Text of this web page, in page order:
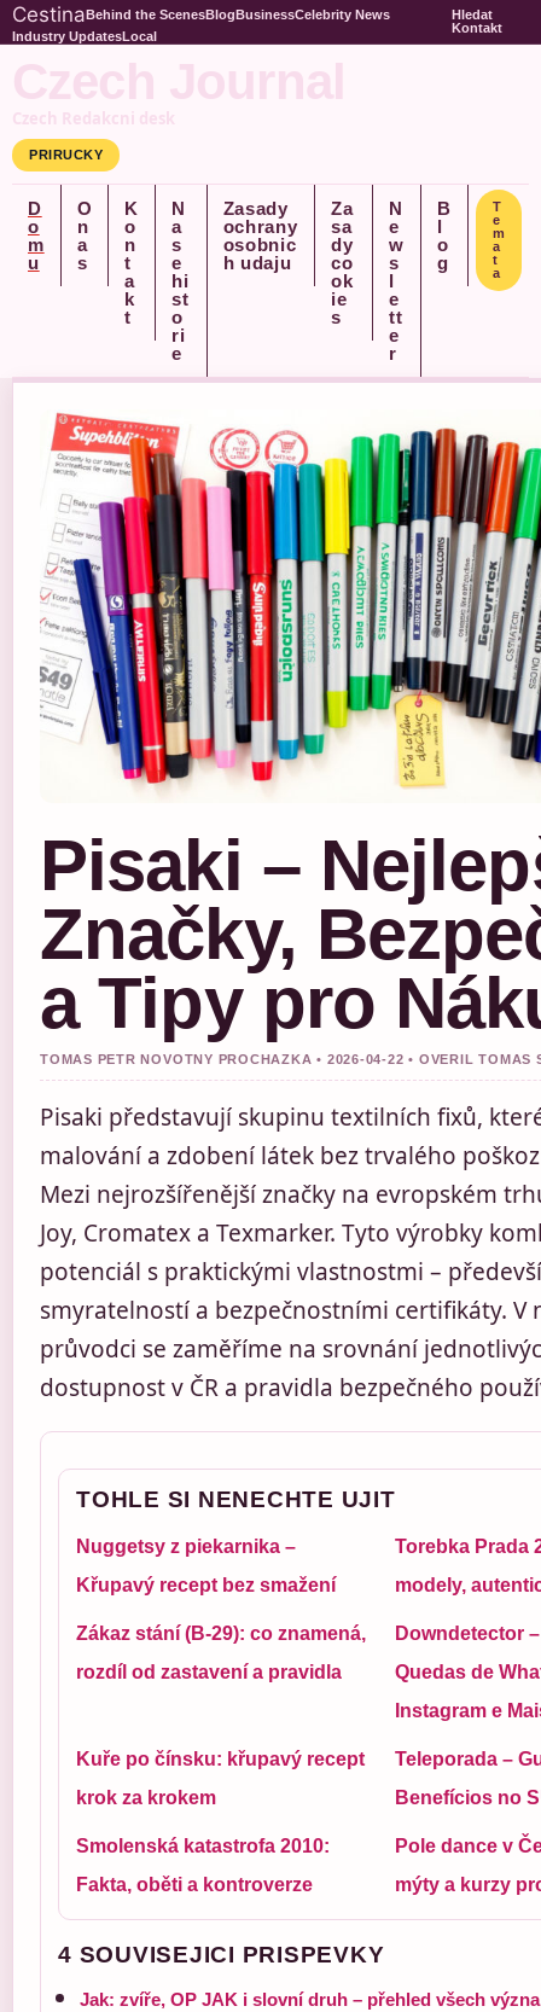
CestinaBehind the ScenesBlogBusinessCelebrity News
Industry UpdatesLocal
Hledat
Kontakt
Czech Journal
Czech Redakcni desk
PRIRUCKY
D
o
m
u
O
n
a
s
K
o
n
t
a
k
t
N
a
s
e
hi
st
o
ri
e
Zasady
ochrany
osobnic
h udaju
Za
sa
dy
co
ok
ie
s
N
e
w
s
l
e
tt
e
r
B
l
o
g
T
e
m
a
t
a
Pisaki –
Značky,
a Tipy pro
TOMAS PETR NOVOTNY PROCHAZKA • 2026-04-22 • OVERIL TOMAS
Pisaki představují skupinu textilních fixů,
malování a zdobení látek bez trvalého
Mezi nejrozšířenější značky na evropském
Joy, Cromatex a Texmarker. Tyto výrobky
potenciál s praktickými vlastnostmi –
smyratelností a bezpečnostními certifikáty. V
průvodci se zaměříme na srovnání
dostupnost v ČR a pravidla bezpečného
TOHLE SI NENECHTE UJIT
Nuggetsy z piekarnika –
Křupavý recept bez smažení
Torebka Prada
modely,
Zákaz stání (B-29): co znamená,
rozdíl od zastavení a pravidla
Downdetector
Quedas de
Instagram e
Kuře po čínsku: křupavý recept
krok za krokem
Teleporada –
Benefícios no
Smolenská katastrofa 2010:
Fakta, oběti a kontroverze
Pole dance v
mýty a kurzy
4 SOUVISEJICI PRISPEVKY
Jak: zvíře, OP JAK i slovní druh – přehled všech